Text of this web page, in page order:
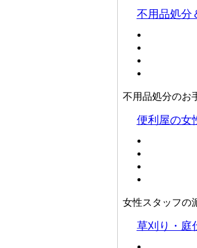
不用品処分
不用品処分のお
便利屋の女
女性スタッフの
草刈り・庭